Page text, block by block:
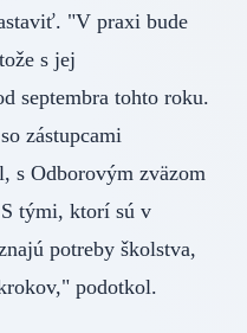
"V praxi bude
s jej
septembra tohto roku.
zástupcami
s Odborovým zväzom
tými, ktorí sú v
potreby školstva,
podotkol.